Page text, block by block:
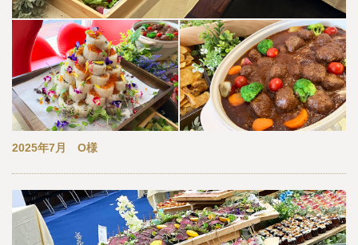
2025年7月 O様